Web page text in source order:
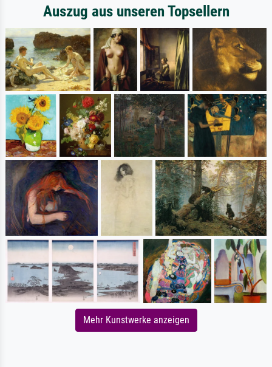
Auszug aus unseren Topsellern
Mehr Kunstwerke anzeigen